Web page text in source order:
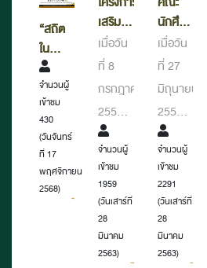
“สถิต
ใน
ดวงใจ
ตราบ
นิจนิรัน
ดร์”
พระราช
ประวัติ
สมเด็จ
จำนวนผู้
เข้าชม
430
(วันจันทร์
ที่ 17
พฤศจิกายน
2568)
เสริม
สร้าง
ความ
เข้าใจ
"การ
ทำลาย
เอกสาร
และส่ง
มอบ
เอกสาร
ประวัติศาสตร์"
เมื่อวัน
ที่ 8
กรกฎาคม
2559
หอ
จดหมายเหตุ
แห่ง
ชาติ
จังหวัด
สุพรรณบุรี
จำนวนผู้
เข้าชม
1959
(วันเสาร์ที่
28
มีนาคม
2563)
นักศึกษา
จาก
วิทยาลัย
นาฏ
ศิลป
สุพรรณบุรี
เยี่ยม
ชมหอ
จดหมายเหตุ
แห่ง
ชาติ
จังหวัด
สุพรรณบุรี
เมื่อวัน
ที่ 27
มิถุนายน
2559
คณะ
นักศึกษา
ชั้นปีที่
1 จาก
วิทยาลัย
นาฏ
จำนวนผู้
เข้าชม
2291
(วันเสาร์ที่
28
มีนาคม
2563)